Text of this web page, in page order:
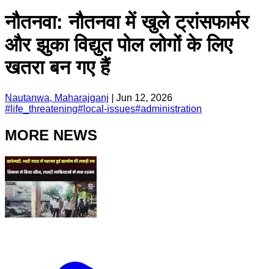
नौतनवा: नौतनवा में खुले ट्रांसफार्मर
और झुका विद्युत पोल लोगों के लिए
खतरा बन गए हैं
Nautanwa, Maharajganj
Jun 12, 2026
# life_threatening# local-issues#administration
MORE NEWS